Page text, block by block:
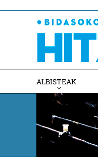
ALBISTEAK